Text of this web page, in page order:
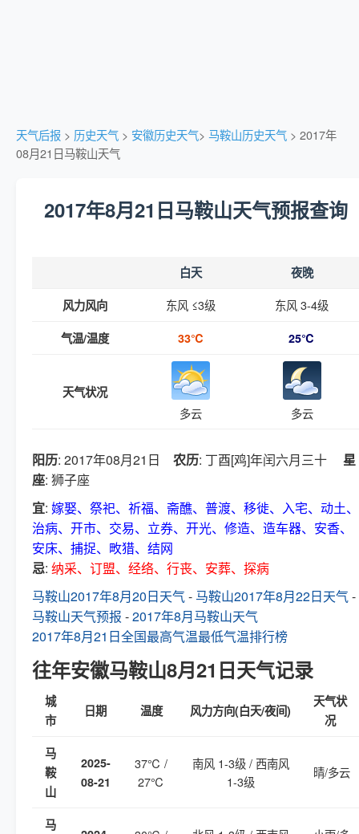
天气后报 > 历史天气 > 安徽历史天气> 马鞍山历史天气 > 2017年
08月21日马鞍山天气
2017年8月21日马鞍山天气预报查询
白天 夜晚
风力风向 东风 ≤3级 东风 3-4级
气温/温度 33℃ 25℃
天气状况
多云 多云
阳历: 2017年08月21日 农历: 丁酉[鸡]年闰六月三十 星
座: 狮子座
宜: 嫁娶、祭祀、祈福、斋醮、普渡、移徙、入宅、动土、
治病、开市、交易、立券、开光、修造、造车器、安香、
安床、捕捉、畋猎、结网
忌: 纳采、订盟、经络、行丧、安葬、探病
马鞍山2017年8月20日天气- 马鞍山2017年8月22日天气-
马鞍山天气预报 -2017年8月马鞍山天气
2017年8月21日全国最高气温最低气温排行榜
往年安徽马鞍山8月21日天气记录
城
市
日期 温度 风力方向(白天/夜间)
天气状
况
马
鞍
山
2025-
08-21
37℃ /
27℃
南风 1-3级 / 西南风
1-3级
晴/多云
马